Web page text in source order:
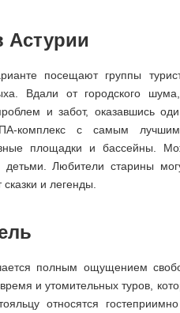
Астурии
посещают группы
Вдали от городского
и забот, оказавшись
комплекс с самым
площадки и бассейны.
детьми. Любители старины
сказки и легенды.
полным ощущением
и утомительных туров,
относятся